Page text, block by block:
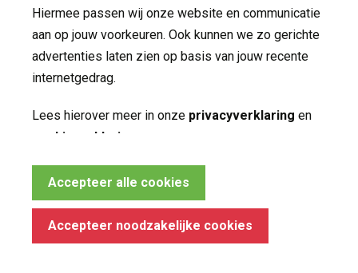
Hiermee passen wij onze website en communicatie
aan op jouw voorkeuren. Ook kunnen we zo gerichte
advertenties laten zien op basis van jouw recente
internetgedrag.
Lees hierover meer in onze privacyverklaring en
cookieverklaring
Noodzakelijke cookies
van de website en kunnen conform de wet niet
Accepteer alle cookies
Accepteer noodzakelijke cookies
Volg ons op
Privacy
Disclaimer
Made by ivengi